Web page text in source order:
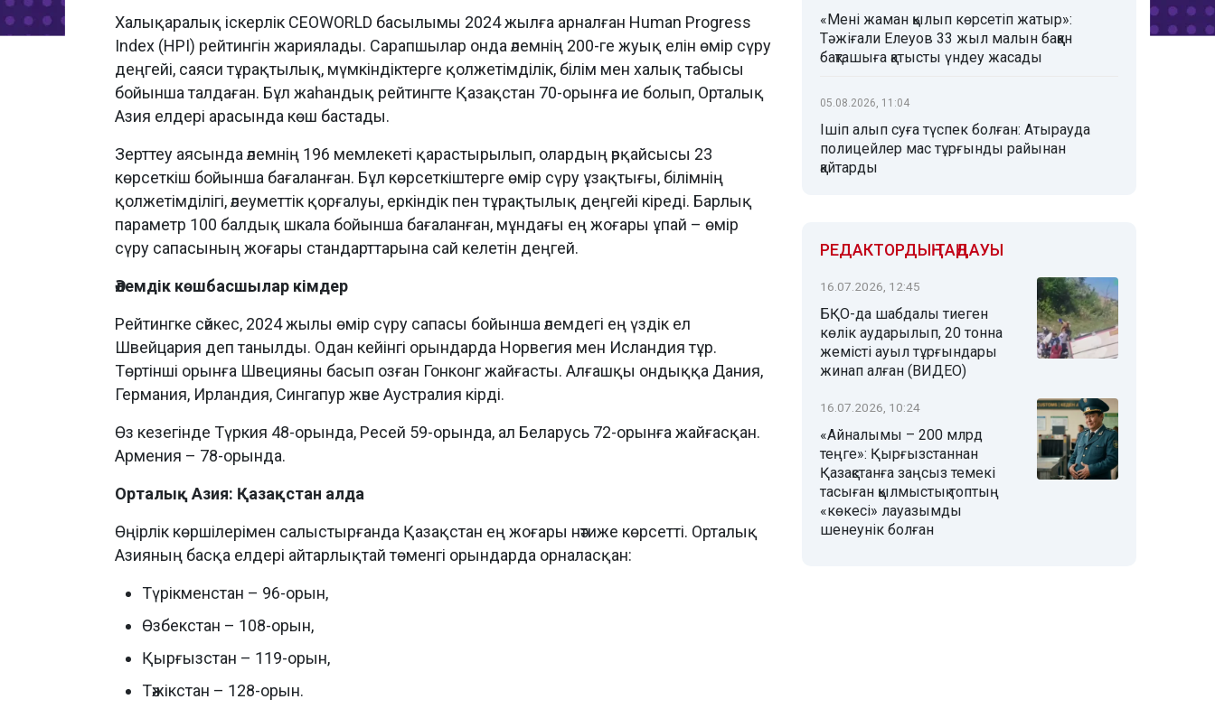
Халықаралық іскерлік CEOWORLD басылымы 2024 жылға арналған Human Progress
Index (HPI) рейтингін жариялады. Сарапшылар онда әлемнің 200-ге жуық елін өмір сүру
деңгейі, саяси тұрақтылық, мүмкіндіктерге қолжетімділік, білім мен халық табысы
бойынша талдаған. Бұл жаһандық рейтингте Қазақстан 70-орынға ие болып, Орталық
Азия елдері арасында көш бастады.
Зерттеу аясында әлемнің 196 мемлекеті қарастырылып, олардың әрқайсысы 23
көрсеткіш бойынша бағаланған. Бұл көрсеткіштерге өмір сүру ұзақтығы, білімнің
қолжетімділігі, әлеуметтік қорғалуы, еркіндік пен тұрақтылық деңгейі кіреді. Барлық
параметр 100 балдық шкала бойынша бағаланған, мұндағы ең жоғары ұпай – өмір
сүру сапасының жоғары стандарттарына сай келетін деңгей.
Әлемдік көшбасшылар кімдер
Рейтингке сәйкес, 2024 жылы өмір сүру сапасы бойынша әлемдегі ең үздік ел
Швейцария деп танылды. Одан кейінгі орындарда Норвегия мен Исландия тұр.
Төртінші орынға Швецияны басып озған Гонконг жайғасты. Алғашқы ондыққа Дания,
Германия, Ирландия, Сингапур және Аустралия кірді.
Өз кезегінде Түркия 48-орында, Ресей 59-орында, ал Беларусь 72-орынға жайғасқан.
Армения – 78-орында.
Орталық Азия: Қазақстан алда
Өңірлік көршілерімен салыстырғанда Қазақстан ең жоғары нәтиже көрсетті. Орталық
Азияның басқа елдері айтарлықтай төменгі орындарда орналасқан:
Түрікменстан – 96-орын,
Өзбекстан – 108-орын,
Қырғызстан – 119-орын,
Тәжікстан – 128-орын.
«Мені жаман қылып көрсетіп жатыр»:
Тәжіғали Елеуов 33 жыл малын баққан
бақташыға қатысты үндеу жасады
05.08.2026, 11:04
Ішіп алып суға түспек болған: Атырауда
полицейлер мас тұрғынды райынан
қайтарды
РЕДАКТОРДЫҢ ТАҢДАУЫ
16.07.2026, 12:45
БҚО-да шабдалы тиеген
көлік аударылып, 20 тонна
жемісті ауыл тұрғындары
жинап алған (ВИДЕО)
16.07.2026, 10:24
«Айналымы – 200 млрд
теңге»: Қырғызстаннан
Қазақстанға заңсыз темекі
тасыған қылмыстық топтың
«көкесі» лауазымды
шенеунік болған